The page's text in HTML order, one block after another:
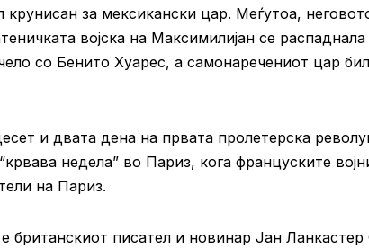
крунисан за мексикански цар. Меѓутоа,
војска на Максимилијан се
со Бенито Хуарес, а самонаречениот цар
и двата дена на првата пролетерска
недела” во Париз, кога француските
на Париз.
британскиот писател и новинар Јан